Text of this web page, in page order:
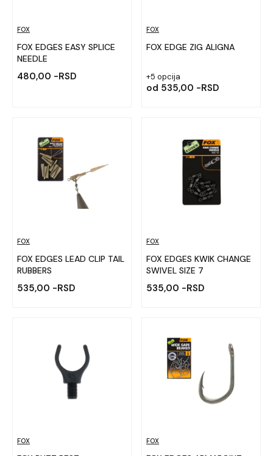
FOX
FOX EDGES EASY SPLICE
NEEDLE
480,00 -RSD
FOX
FOX EDGE ZIG ALIGNA
+5 opcija
od 535,00 -RSD
FOX
FOX EDGES LEAD CLIP TAIL
RUBBERS
535,00 -RSD
FOX
FOX EDGES KWIK CHANGE
SWIVEL SIZE 7
535,00 -RSD
FOX FOX